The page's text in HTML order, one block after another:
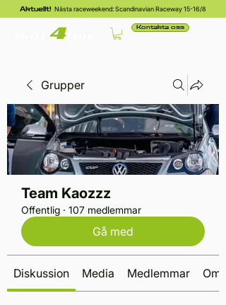
Aktuellt! Nästa raceweekend: Scandinavian Raceway 15-16/8
Kontakta oss
Grupper
Team Kaozzz
Offentlig · 107 medlemmar
Gå med
Diskussion Media Medlemmar Om